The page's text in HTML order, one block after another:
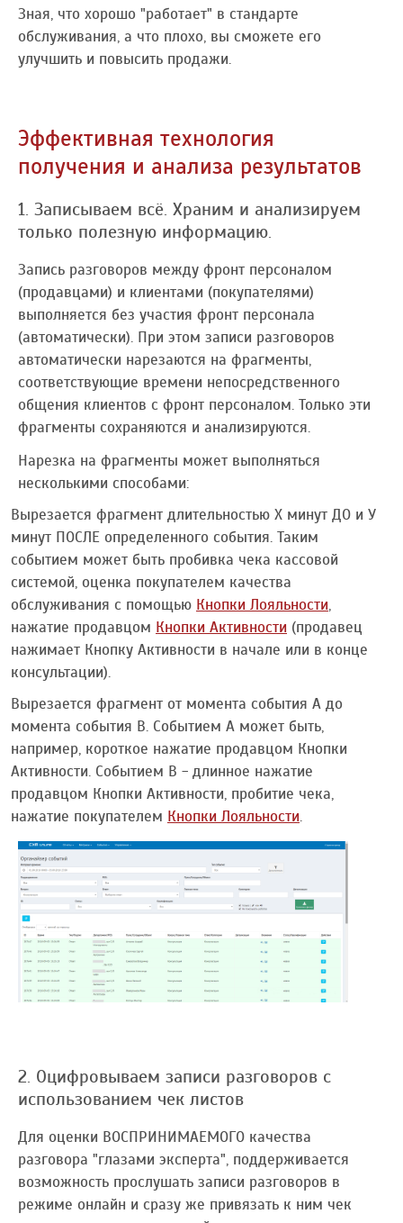
Зная, что хорошо "работает" в стандарте
обслуживания, а что плохо, вы сможете его
улучшить и повысить продажи.
Эффективная технология
получения и анализа результатов
1. Записываем всё. Храним и анализируем
только полезную информацию.
Запись разговоров между фронт персоналом
(продавцами) и клиентами (покупателями)
выполняется без участия фронт персонала
(автоматически). При этом записи разговоров
автоматически нарезаются на фрагменты,
соответствующие времени непосредственного
общения клиентов с фронт персоналом. Только эти
фрагменты сохраняются и анализируются.
Нарезка на фрагменты может выполняться
несколькими способами:
Вырезается фрагмент длительностью Х минут ДО и У
минут ПОСЛЕ определенного события. Таким
событием может быть пробивка чека кассовой
системой, оценка покупателем качества
обслуживания с помощью Кнопки Лояльности,
нажатие продавцом Кнопки Активности (продавец
нажимает Кнопку Активности в начале или в конце
консультации).
Вырезается фрагмент от момента события А до
момента события В. Событием А может быть,
например, короткое нажатие продавцом Кнопки
Активности. Событием B - длинное нажатие
продавцом Кнопки Активности, пробитие чека,
нажатие покупателем Кнопки Лояльности.
2. Оцифровываем записи разговоров с
использованием чек листов
Для оценки ВОСПРИНИМАЕМОГО качества
разговора "глазами эксперта", поддерживается
возможность прослушать записи разговоров в
режиме онлайн и сразу же привязать к ним чек